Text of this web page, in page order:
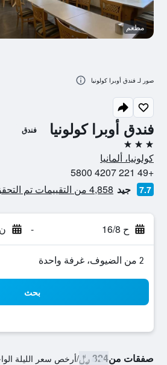
فندق أوبرا كولونيا فندق
3 نجوم
كولونيا، ألمانيا
+49 221 4207 5800
7.7 جيد 4,858 من التقييمات تم التحقق منها
ح 16/8 - ن 17/8
2 من الضيوف، غرفة واحدة
بحث
صفقات من324 ﷼ /أرخص سعر الليلة
مطعم
صور لـ فندق أوبرا كولونيا